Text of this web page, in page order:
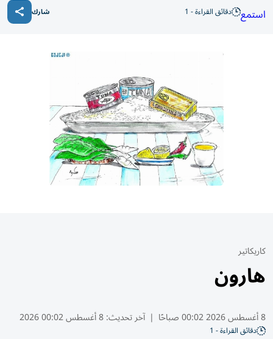
استمع دقائق القراءة - 1 شارك
كاريكاتير
هارون
8 أغسطس 2026 00:02 صباحًا | آخر تحديث:8 أغسطس 00:02 2026
دقائق القراءة - 1